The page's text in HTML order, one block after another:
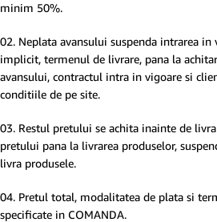
minim 50%.
02. Neplata avansului suspenda intrarea
implicit, termenul de livrare, pana la
avansului, contractul intra in vigoare si
conditiile de pe site.
03. Restul pretului se achita inainte de
pretului pana la livrarea produselor,
livra produsele.
04. Pretul total, modalitatea de plata si
specificate in COMANDA.